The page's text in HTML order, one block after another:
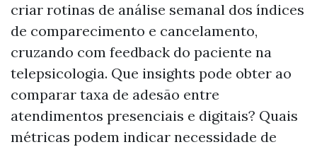
criar rotinas de análise semanal dos índices
de comparecimento e cancelamento,
cruzando com feedback do paciente na
telepsicologia. Que insights pode obter ao
comparar taxa de adesão entre
atendimentos presenciais e digitais? Quais
métricas podem indicar necessidade de